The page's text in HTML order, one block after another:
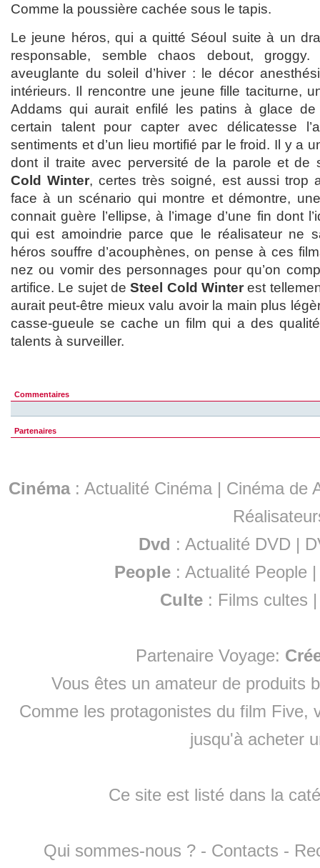
Comme la poussière cachée sous le tapis.
Le jeune héros, qui a quitté Séoul suite à un
responsable, semble chaos debout,
aveuglante du soleil d’hiver : le décor
intérieurs. Il rencontre une jeune fille taciturne,
Addams qui aurait enfilé les patins à glace
certain talent pour capter avec délicatesse
sentiments et d’un lieu mortifié par le froid. Il y a
dont il traite avec perversité de la parole et de
Cold Winter, certes très soigné, est aussi trop
face à un scénario qui montre et démontre,
connait guère l’ellipse, à l’image d’une fin dont
qui est amoindrie parce que le réalisateur ne
héros souffre d’acouphènes, on pense à ces
nez ou vomir des personnages pour qu’on
artifice. Le sujet deSteel Cold Winter est
aurait peut-être mieux valu avoir la main plus
casse-gueule se cache un film qui a des
talents à surveiller.
Commentaires
Partenaires
Cinéma: Actualité Cinéma | Cinéma de
Dvd : Actualité DVD |
People :Actualité People
Culte : Films cultes
Partenaire Voyage:
Vous êtes un amateur de produits
Comme les protagonistes du film Five,
jusqu'à acheter
Ce site est listé dans la
Qui sommes-nous ? - Contacts -